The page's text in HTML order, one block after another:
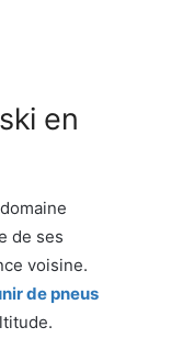
en
de ses
voisine.
de pneus